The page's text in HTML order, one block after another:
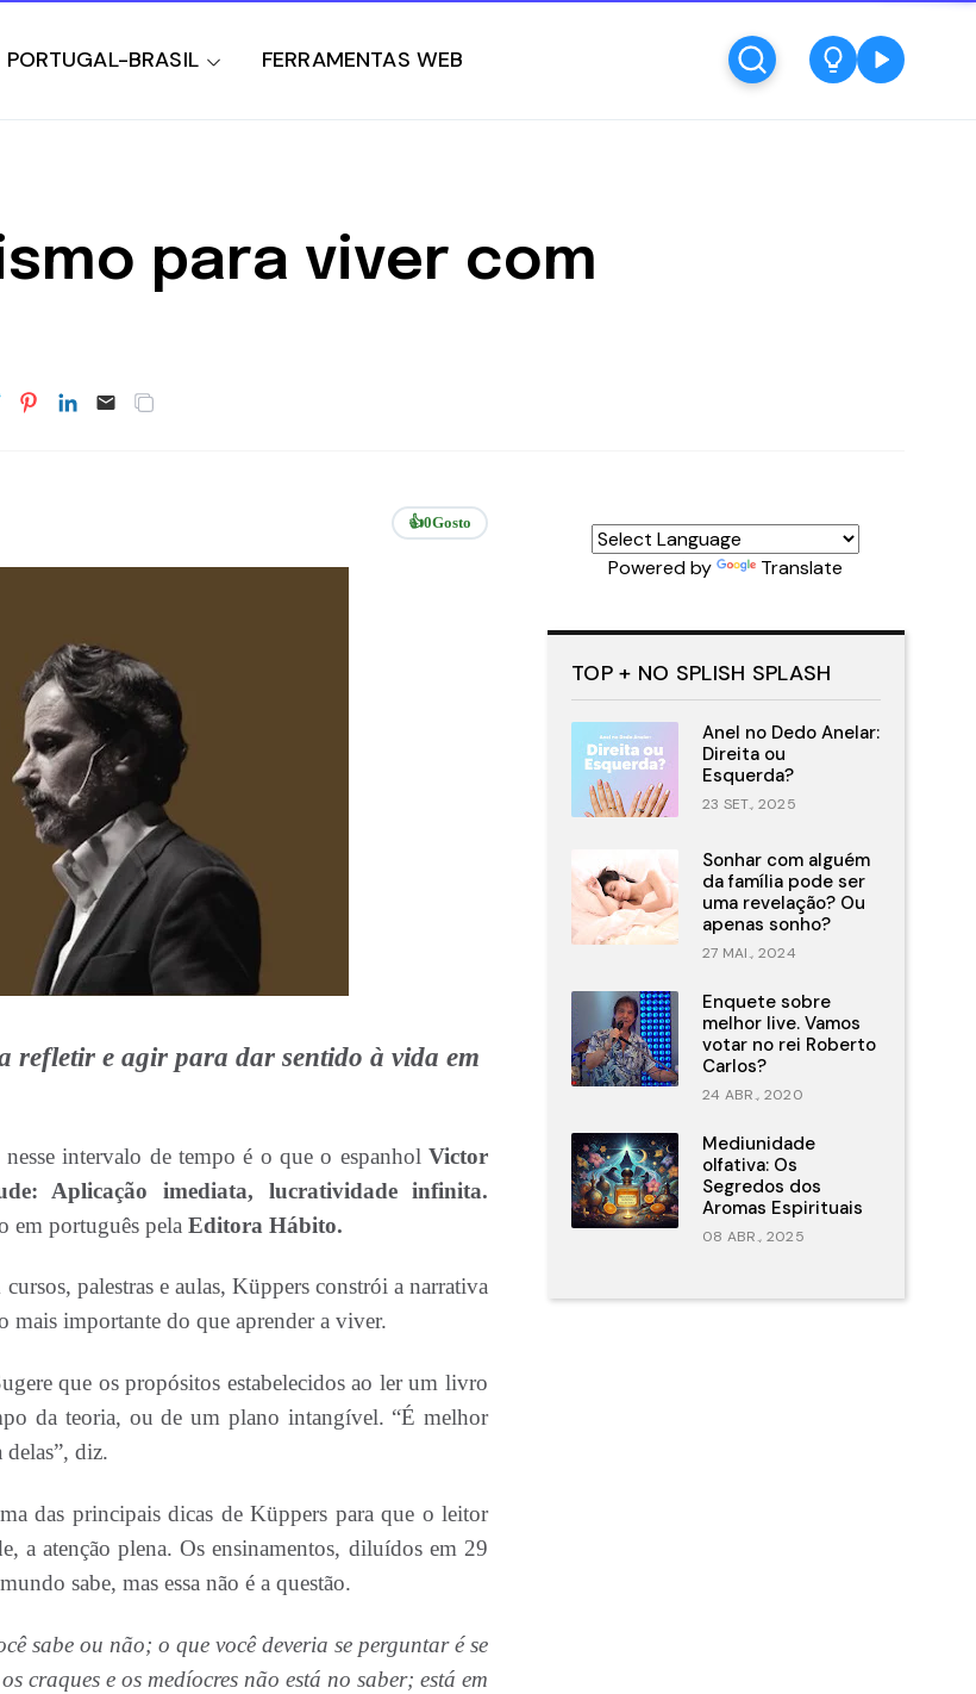
PORTUGAL-BRASIL FERRAMENTAS WEB
para viver com
👍0Gosto
refletir e agir para dar sentido à vida em
intervalo de tempo é o que o espanhol Victor
Aplicação imediata,
lucratividade infinita.
em português pela Editora Hábito.
palestras e aulas, Küppers constrói a narrativa
importante do que aprender a viver.
que os propósitos estabelecidos ao ler um livro
da teoria, ou de um plano intangível. “É melhor
diz.
das principais dicas de Küppers para que o leitor
a atenção plena. Os ensinamentos, diluídos em 29
sabe, mas essa não é a questão.
sabe ou não; o que você deveria se perguntar é se
craques e os medíocres não está no saber; está em
Powered by Translate
TOP + NO SPLISH SPLASH
Anel no Dedo Anelar:
Direita ou
Esquerda?
23 SET., 2025
Sonhar com alguém
da família pode ser
uma revelação? Ou
apenas sonho?
27 MAI., 2024
Enquete sobre
melhor live. Vamos
votar no rei Roberto
Carlos?
24 ABR., 2020
Mediunidade
olfativa: Os
Segredos dos
Aromas Espirituais
08 ABR., 2025